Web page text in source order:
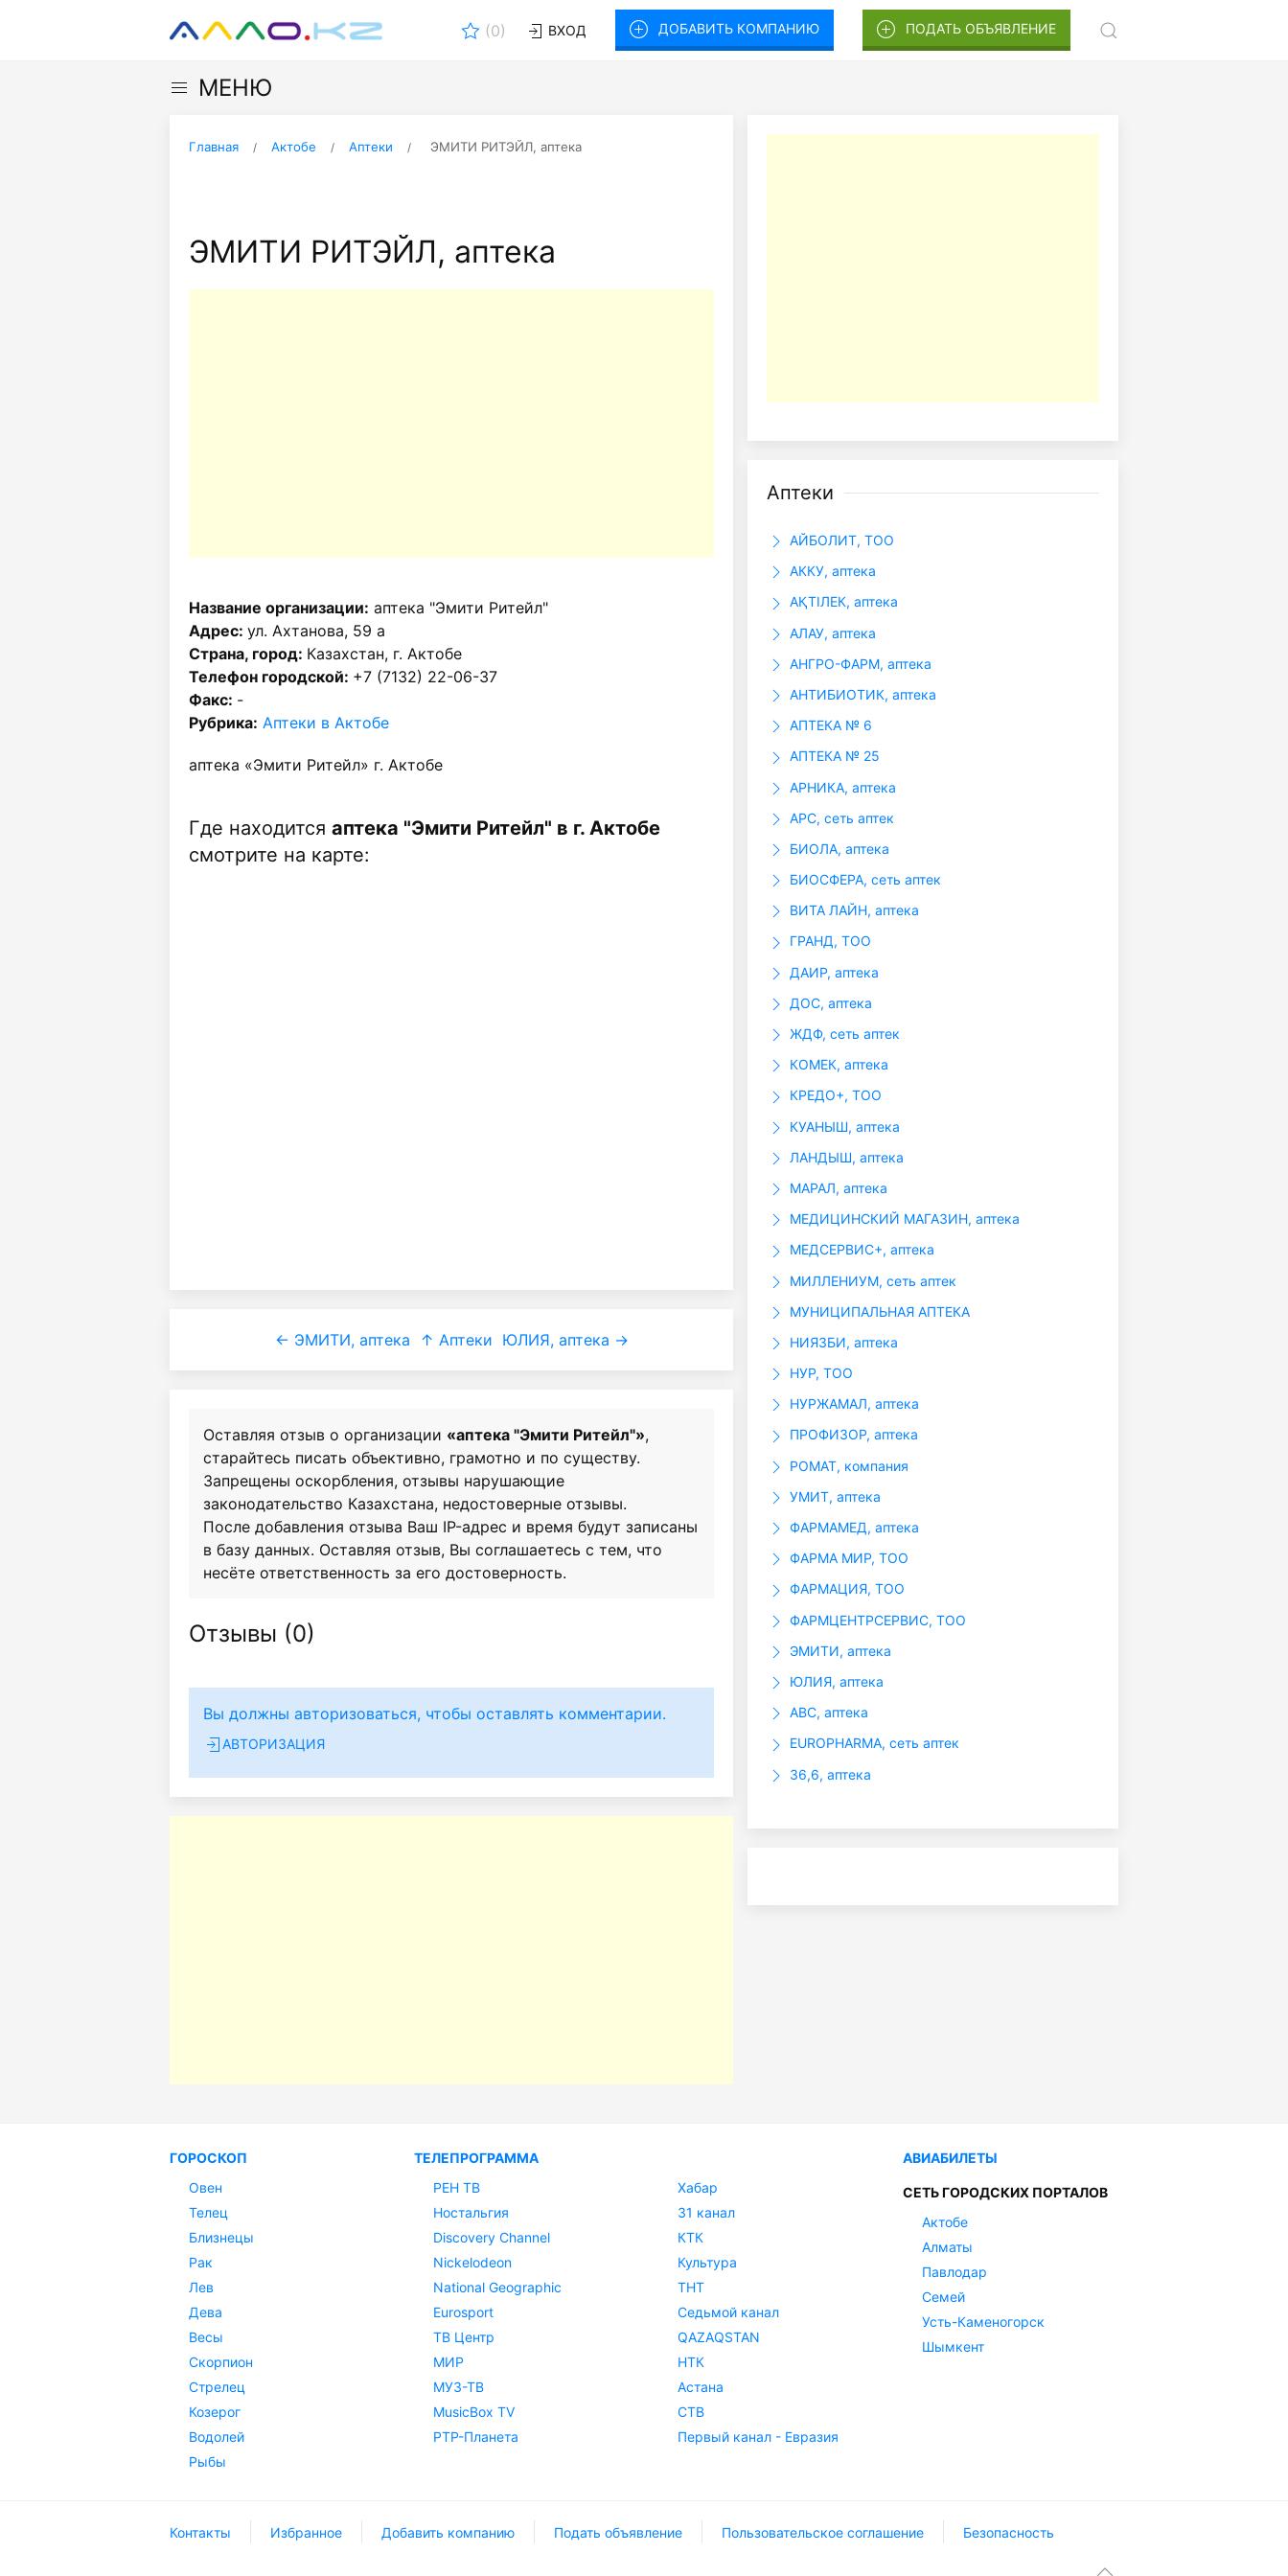
(0) ВХОД ДОБАВИТЬ КОМПАНИЮ ПОДАТЬ ОБЪЯВЛЕНИЕ
МЕНЮ
Главная Актобе Аптеки ЭМИТИ РИТЭЙЛ, аптека
ЭМИТИ РИТЭЙЛ, аптека
Название организации: аптека "Эмити Ритейл"
Адрес: ул. Ахтанова, 59 а
Страна, город: Казахстан, г. Актобе
Телефон городской: +7 (7132) 22-06-37
Факс: -
Рубрика: Аптеки в Актобе
аптека «Эмити Ритейл» г. Актобе
Где находится аптека "Эмити Ритейл" в г. Актобе
смотрите на карте:
← ЭМИТИ, аптека ↑ Аптеки ЮЛИЯ, аптека →
Оставляя отзыв о организации «аптека "Эмити Ритейл"»,
старайтесь писать объективно, грамотно и по существу.
Запрещены оскорбления, отзывы нарушающие
законодательство Казахстана, недостоверные отзывы.
После добавления отзыва Ваш IP-адрес и время будут записаны
в базу данных. Оставляя отзыв, Вы соглашаетесь с тем, что
несёте ответственность за его достоверность.
Отзывы (0)
Вы должны авторизоваться, чтобы оставлять комментарии.
АВТОРИЗАЦИЯ
Аптеки
АЙБОЛИТ, ТОО
АККУ, аптека
АҚТІЛЕК, аптека
АЛАУ, аптека
АНГРО-ФАРМ, аптека
АНТИБИОТИК, аптека
АПТЕКА № 6
АПТЕКА № 25
АРНИКА, аптека
АРС, сеть аптек
БИОЛА, аптека
БИОСФЕРА, сеть аптек
ВИТА ЛАЙН, аптека
ГРАНД, ТОО
ДАИР, аптека
ДОС, аптека
ЖДФ, сеть аптек
КОМЕК, аптека
КРЕДО+, ТОО
КУАНЫШ, аптека
ЛАНДЫШ, аптека
МАРАЛ, аптека
МЕДИЦИНСКИЙ МАГАЗИН, аптека
МЕДСЕРВИС+, аптека
МИЛЛЕНИУМ, сеть аптек
МУНИЦИПАЛЬНАЯ АПТЕКА
НИЯЗБИ, аптека
НУР, ТОО
НУРЖАМАЛ, аптека
ПРОФИЗОР, аптека
РОМАТ, компания
УМИТ, аптека
ФАРМАМЕД, аптека
ФАРМА МИР, ТОО
ФАРМАЦИЯ, ТОО
ФАРМЦЕНТРСЕРВИС, ТОО
ЭМИТИ, аптека
ЮЛИЯ, аптека
ABC, аптека
EUROPHARMA, сеть аптек
36,6, аптека
ГОРОСКОП
Овен
Телец
Близнецы
Рак
Лев
Дева
Весы
Скорпион
Стрелец
Козерог
Водолей
Рыбы
ТЕЛЕПРОГРАММА
РЕН ТВ
Ностальгия
Discovery Channel
Nickelodeon
National Geographic
Eurosport
ТВ Центр
МИР
МУЗ-ТВ
MusicBox TV
РТР-Планета
Хабар
31 канал
КТК
Культура
ТНТ
Седьмой канал
QAZAQSTAN
НТК
Астана
СТВ
Первый канал - Евразия
АВИАБИЛЕТЫ
СЕТЬ ГОРОДСКИХ ПОРТАЛОВ
Актобе
Алматы
Павлодар
Семей
Усть-Каменогорск
Шымкент
Контакты Избранное Добавить компанию Подать объявление Пользовательское соглашение Безопасность